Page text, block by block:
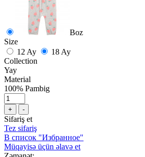
Boz
Size
12 Ay
18 Ay
Collection
Yay
Material
100% Pambig
+ -
Sifariş et
Tez sifariş
В список "Избранное"
Müqayisə üçün əlavə et